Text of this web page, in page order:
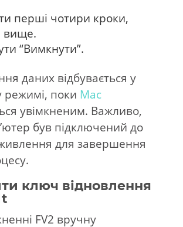
перші чотири кроки,
вище.
“Вимкнути”.
даних відбувається у
поки Mac
увімкненим. Важливо,
був підключений до
для завершення
ключ відновлення
FV2 вручну